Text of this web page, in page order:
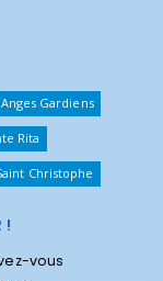
Anges Gardiens
Rita
Christophe
!
vous